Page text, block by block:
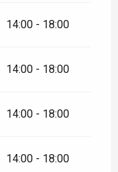
14:00 - 18:00
14:00 - 18:00
14:00 - 18:00
14:00 - 18:00